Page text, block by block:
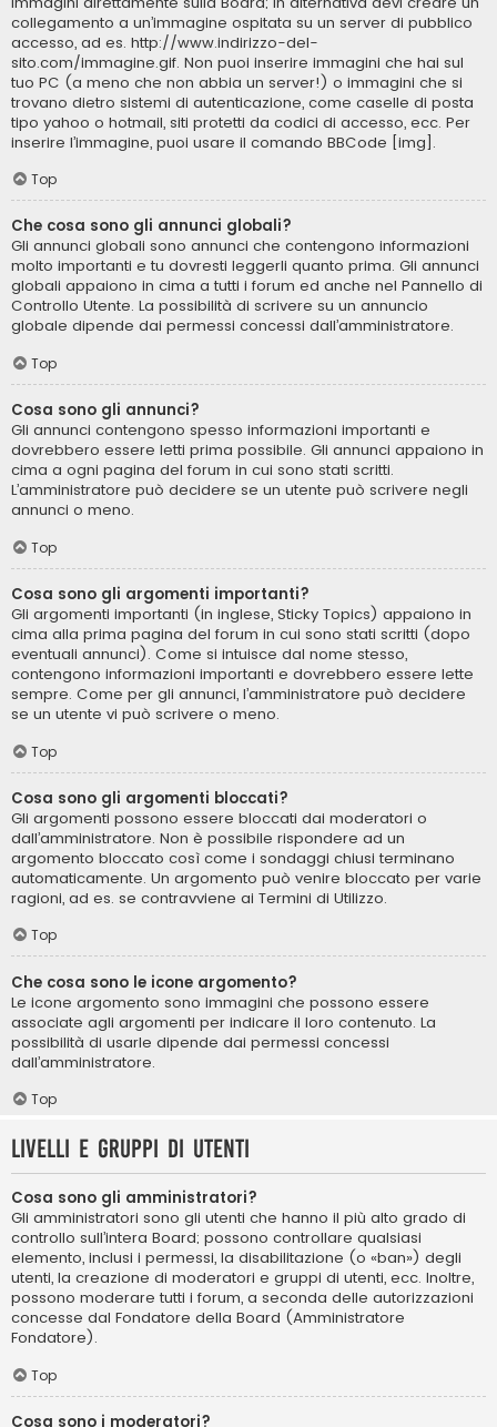
collegamento a un’immagine ospitata su un server di pubblico
accesso, ad es. http://www.indirizzo-del-
sito.com/immagine.gif. Non puoi inserire immagini che hai sul
tuo PC (a meno che non abbia un server!) o immagini che si
trovano dietro sistemi di autenticazione, come caselle di posta
tipo yahoo o hotmail, siti protetti da codici di accesso, ecc. Per
inserire l’immagine, puoi usare il comando BBCode [img].
Top
Che cosa sono gli annunci globali?
Gli annunci globali sono annunci che contengono informazioni
molto importanti e tu dovresti leggerli quanto prima. Gli annunci
globali appaiono in cima a tutti i forum ed anche nel Pannello di
Controllo Utente. La possibilità di scrivere su un annuncio
globale dipende dai permessi concessi dall’amministratore.
Top
Cosa sono gli annunci?
Gli annunci contengono spesso informazioni importanti e
dovrebbero essere letti prima possibile. Gli annunci appaiono in
cima a ogni pagina del forum in cui sono stati scritti.
L’amministratore può decidere se un utente può scrivere negli
annunci o meno.
Top
Cosa sono gli argomenti importanti?
Gli argomenti importanti (in inglese, Sticky Topics) appaiono in
cima alla prima pagina del forum in cui sono stati scritti (dopo
eventuali annunci). Come si intuisce dal nome stesso,
contengono informazioni importanti e dovrebbero essere lette
sempre. Come per gli annunci, l’amministratore può decidere
se un utente vi può scrivere o meno.
Top
Cosa sono gli argomenti bloccati?
Gli argomenti possono essere bloccati dai moderatori o
dall’amministratore. Non è possibile rispondere ad un
argomento bloccato così come i sondaggi chiusi terminano
automaticamente. Un argomento può venire bloccato per varie
ragioni, ad es. se contravviene ai Termini di Utilizzo.
Top
Che cosa sono le icone argomento?
Le icone argomento sono immagini che possono essere
associate agli argomenti per indicare il loro contenuto. La
possibilità di usarle dipende dai permessi concessi
dall’amministratore.
Top
Livelli e gruppi di utenti
Cosa sono gli amministratori?
Gli amministratori sono gli utenti che hanno il più alto grado di
controllo sull’intera Board; possono controllare qualsiasi
elemento, inclusi i permessi, la disabilitazione (o «ban») degli
utenti, la creazione di moderatori e gruppi di utenti, ecc. Inoltre,
possono moderare tutti i forum, a seconda delle autorizzazioni
concesse dal Fondatore della Board (Amministratore
Fondatore).
Top
Cosa sono i moderatori?